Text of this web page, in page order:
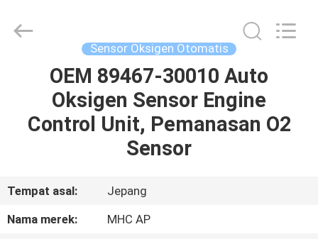
RUMAH
PRODUK
KAMI
Parts
Limited.
Sensor Oksigen Otomatis
OEM 89467-30010 Auto
Oksigen Sensor Engine
Control Unit, Pemanasan O2
Sensor
Tempat asal:
Jepang
Nama merek:
MHC AP